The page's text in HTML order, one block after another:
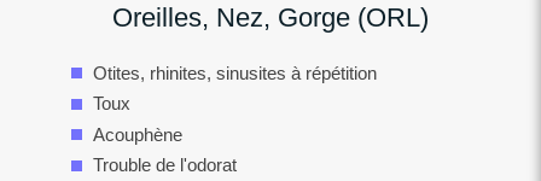
Oreilles, Nez, Gorge (ORL)
Otites, rhinites, sinusites à répétition
Toux
Acouphène
Trouble de l'odorat